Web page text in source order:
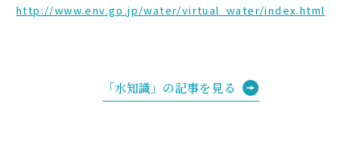
http://www.env.go.jp/water/virtual_water/index.html
「水知識」の記事を見る